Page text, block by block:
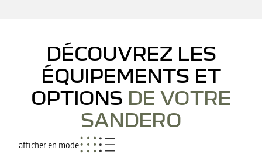
DÉCOUVREZ LES
ÉQUIPEMENTS ET
OPTIONS DE VOTRE
SANDERO
afficher en mode